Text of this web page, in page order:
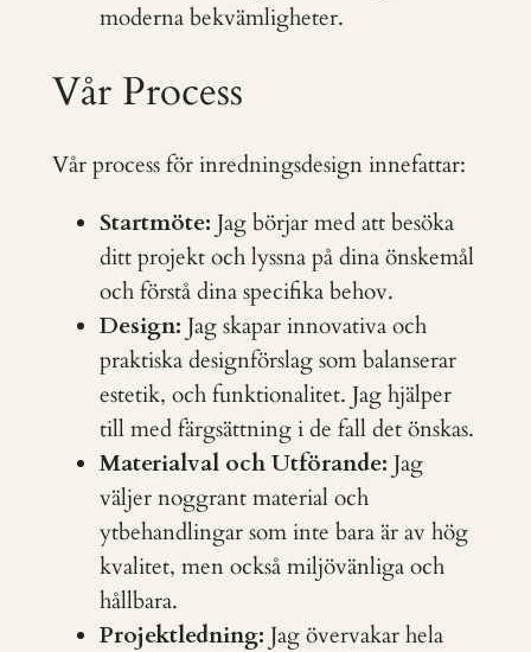
moderna bekvämligheter.
Vår Process
Vår process för inredningsdesign innefattar:
Startmöte: Jag börjar med att besöka
ditt projekt och lyssna på dina önskemål
och förstå dina specifika behov.
Design: Jag skapar innovativa och
praktiska designförslag som balanserar
estetik, och funktionalitet. Jag hjälper
till med färgsättning i de fall det önskas.
Materialval och Utförande: Jag
väljer noggrant material och
ytbehandlingar som inte bara är av hög
kvalitet, men också miljövänliga och
hållbara.
Projektledning: Jag övervakar hela